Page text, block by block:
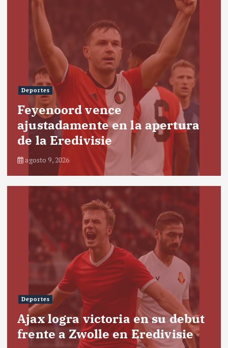
Deportes
Feyenoord vence
ajustadamente en la apertura
de la Eredivisie
agosto 9, 2026
Deportes
Ajax logra victoria en su debut
frente a Zwolle en Eredivisie